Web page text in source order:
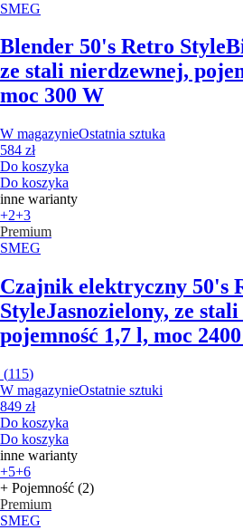
SMEG
Blender 50's Retro Style
ze stali nierdzewnej,
moc 300 W
W magazynieOstatnia sztuka
584 zł
Do koszyka
Do koszyka
inne warianty
+2+3
Premium
SMEG
Czajnik elektryczny 50's
StyleJasnozielony, ze
pojemność 1,7 l, moc
(115)
W magazynieOstatnie sztuki
849 zł
Do koszyka
Do koszyka
inne warianty
+5+6
+ Pojemność (2)
Premium
SMEG